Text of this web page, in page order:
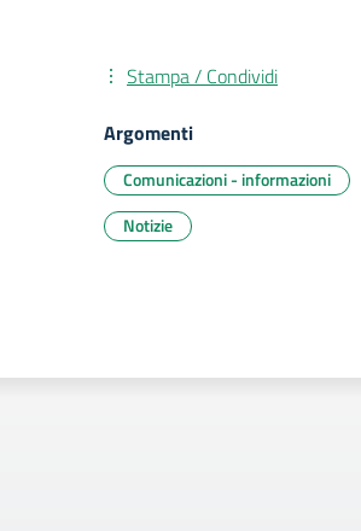
Stampa / Condividi
Argomenti
Comunicazioni - informazioni
Notizie